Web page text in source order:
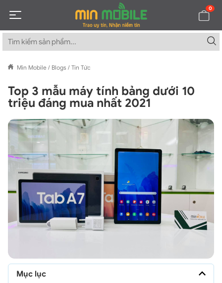
0
Min Mobile / Blogs / Tin Tức
Top 3 mẫu máy tính bảng dưới 10
triệu đáng mua nhất 2021
Mục lục